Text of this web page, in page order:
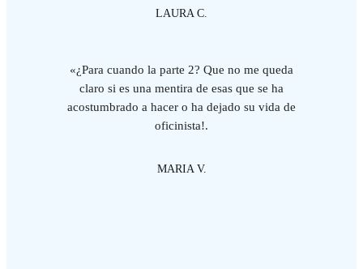
LAURA C.
«¿Para cuando la parte 2? Que no me queda
claro si es una mentira de esas que se ha
acostumbrado a hacer o ha dejado su vida de
oficinista!.
MARIA V.